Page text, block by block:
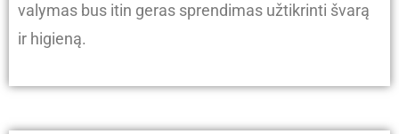
valymas bus itin geras sprendimas užtikrinti švarą
ir higieną.